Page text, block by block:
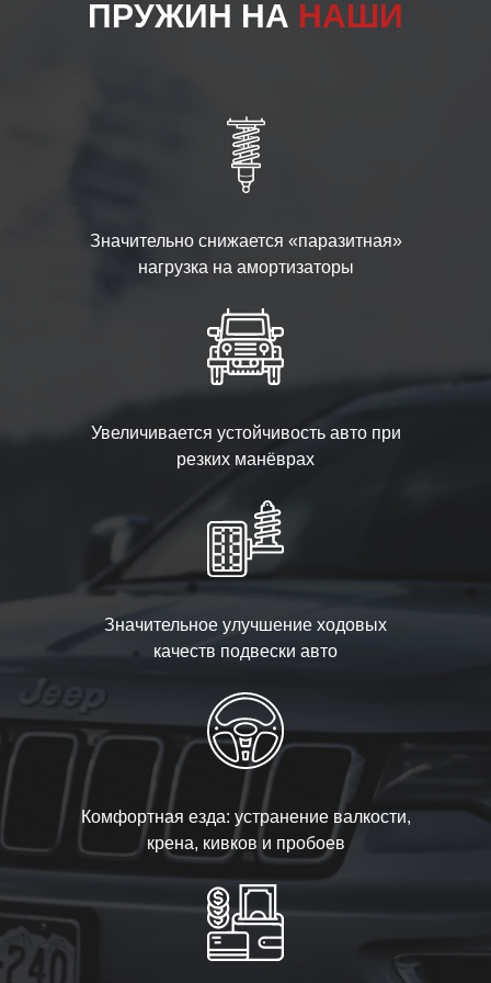
ПРУЖИН НА НАШИ
Значительно снижается «паразитная»
нагрузка на амортизаторы
Увеличивается устойчивость авто при
резких манёврах
Значительное улучшение ходовых
качеств подвески авто
Комфортная езда: устранение валкости,
крена, кивков и пробоев